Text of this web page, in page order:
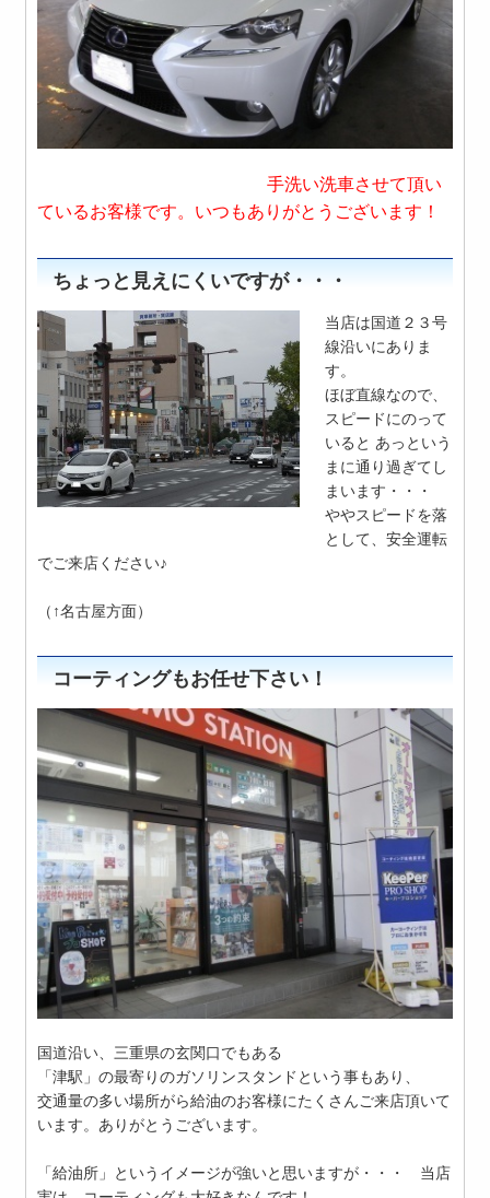
手洗い洗車させて頂い
ているお客様です。いつもありがとうございます！
ちょっと見えにくいですが・・・
当店は国道２３号
線沿いにありま
す。
ほぼ直線なので、
スピードにのって
いると あっという
まに通り過ぎてし
まいます・・・
ややスピードを落
として、安全運転
でご来店ください♪
（↑名古屋方面）
コーティングもお任せ下さい！
国道沿い、三重県の玄関口でもある
「津駅」の最寄りのガソリンスタンドという事もあり、
交通量の多い場所がら給油のお客様にたくさんご来店頂いて
います。ありがとうございます。
「給油所」というイメージが強いと思いますが・・・ 当店